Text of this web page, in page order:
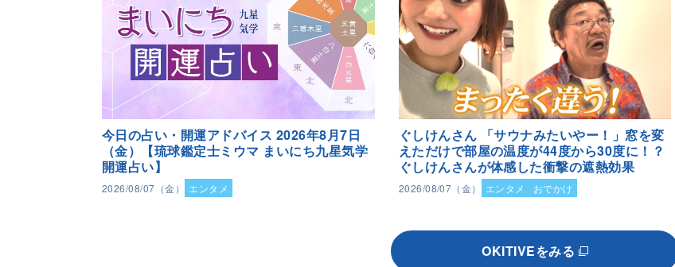
今日の占い・開運アドバイス 2026年8月7日
（金）【琉球鑑定士ミウマ まいにち九星気学
開運占い】
2026/08/07（金） エンタメ
ぐしけんさん 「サウナみたいやー！」窓を変
えただけで部屋の温度が44度から30度に！？
ぐしけんさんが体感した衝撃の遮熱効果
2026/08/07（金） エンタメ おでかけ
OKITIVEをみる